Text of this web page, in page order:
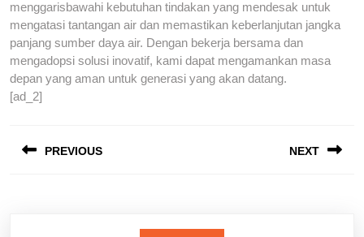
menggarisbawahi kebutuhan tindakan yang mendesak untuk
mengatasi tantangan air dan memastikan keberlanjutan jangka
panjang sumber daya air. Dengan bekerja bersama dan
mengadopsi solusi inovatif, kami dapat mengamankan masa
depan yang aman untuk generasi yang akan datang.
[ad_2]
navigation
PREVIOUS NEXT